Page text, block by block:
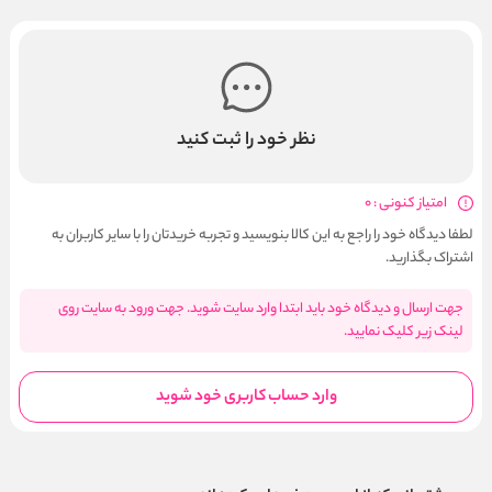
نظر خود را ثبت کنید
امتیاز کنونی : 0
لطفا دیدگاه خود را راجع به این کالا بنویسید و تجربه خریدتان را با سایر کاربران به
اشتراک بگذارید.
جهت ارسال و دیدگاه خود باید ابتدا وارد سایت شوید. جهت ورود به سایت روی
لینک زیر کلیک نمایید.
وارد حساب کاربری خود شوید